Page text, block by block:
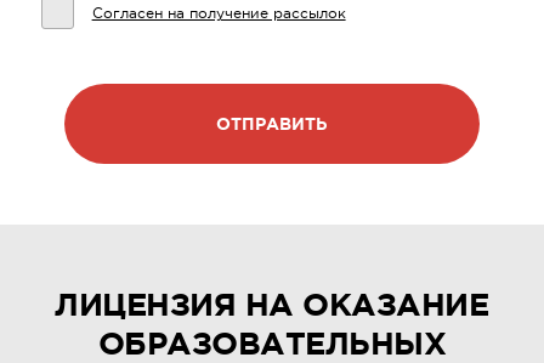
Согласен на получение рассылок
ОТПРАВИТЬ
ЛИЦЕНЗИЯ НА ОКАЗАНИЕ
ОБРАЗОВАТЕЛЬНЫХ